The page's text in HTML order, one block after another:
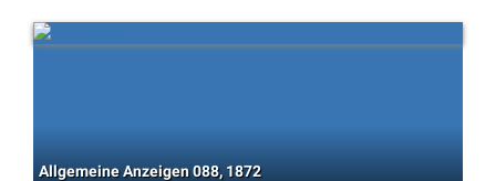
Allgemeine Anzeigen 088, 1872